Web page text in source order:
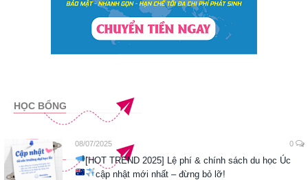
HỌC BỔNG
08/07/2025 0
[HOT TREND 2025] Lệ phí & chính sách du học Úc
cập nhật mới nhất – đừng bỏ lỡ!